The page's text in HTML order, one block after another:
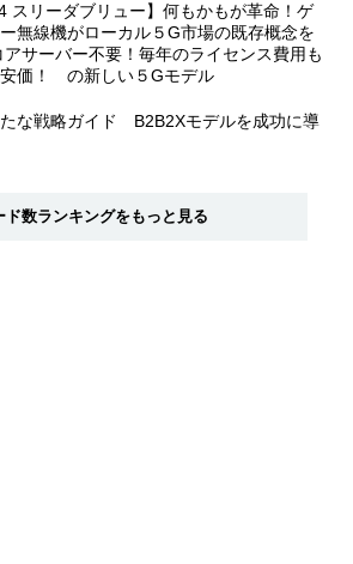
スリーダブリュー】何もかもが革命！ゲ
無線機がローカル５G市場の既存概念を
サーバー不要！毎年のライセンス費用も
価！ の新しい５Gモデル
な戦略ガイド B2B2Xモデルを成功に導
ド数ランキングをもっと見る